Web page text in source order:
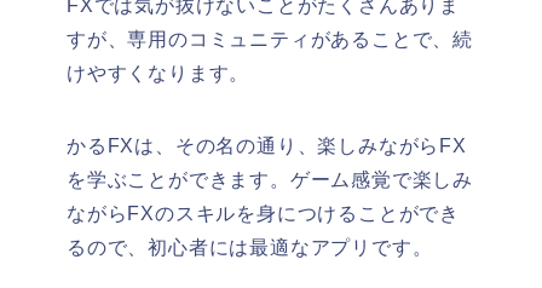
FXでは気が抜けないことがたくさんありま
すが、専用のコミュニティがあることで、続
けやすくなります。
かるFXは、その名の通り、楽しみながらFX
を学ぶことができます。 ゲーム感覚で楽しみ
ながらFXのスキルを身につけることができ
るので、初心者には最適なアプリです。